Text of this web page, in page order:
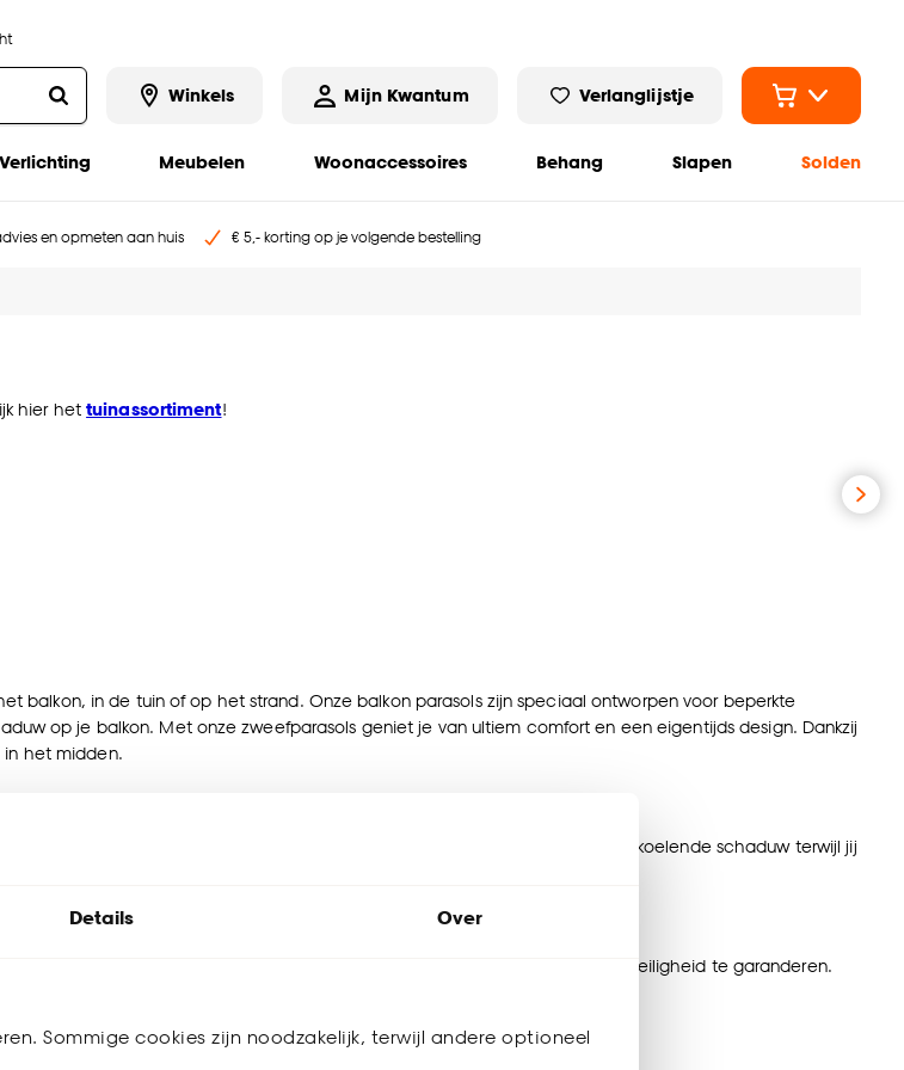
Details Over
Sommige cookies zijn noodzakelijk, terwijl andere optioneel
Winkels Mijn Kwantum Verlanglijstje
Verlichting Meubelen Woonaccessoires Behang Slapen Solden
en opmeten aan huis € 5,- korting op je volgende bestelling
hier hettuinassortiment!
balkon, in de tuin of op het strand. Onze balkon parasols zijn speciaal ontworpen voor beperkte
op je balkon. Met onze zweefparasols geniet je van ultiem comfort en een eigentijds design. Dankzij
het midden.
parasols zijn draagbaar, gemakkelijk op te zetten en zorgen voor een verkoelende schaduw terwijl jij
aan. Kies uit verschillende gewichten om de perfecte stabiliteit en veiligheid te garanderen.
verzekerd van de allerlaagste prijs. Kwantum, hoe leuk is dat?